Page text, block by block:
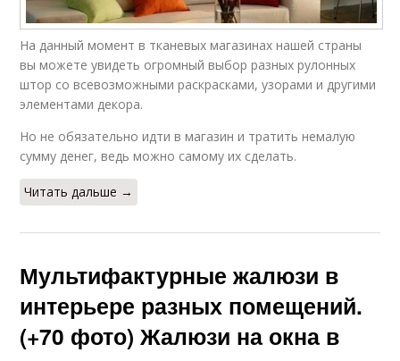
На данный момент в тканевых магазинах нашей страны
вы можете увидеть огромный выбор разных рулонных
штор со всевозможными раскрасками, узорами и другими
элементами декора.
Но не обязательно идти в магазин и тратить немалую
сумму денег, ведь можно самому их сделать.
Читать дальше →
Мультифактурные жалюзи в
интерьере разных помещений.
(+70 фото) Жалюзи на окна в